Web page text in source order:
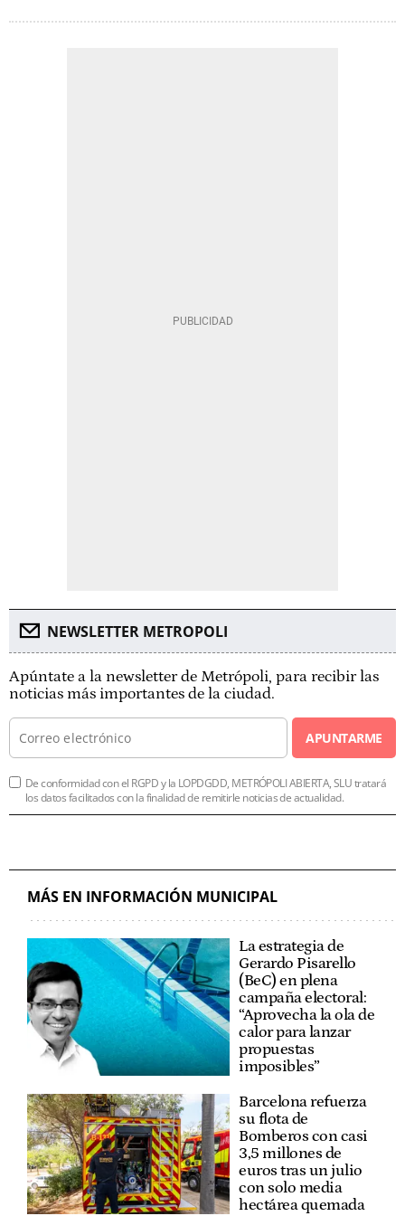
NEWSLETTER METROPOLI
Apúntate a la newsletter de Metrópoli, para recibir las
noticias más importantes de la ciudad.
APUNTARME
De conformidad con el RGPD y la LOPDGDD, METRÓPOLI ABIERTA, SLU tratará
los datos facilitados con la finalidad de remitirle noticias de actualidad.
MÁS EN INFORMACIÓN MUNICIPAL
La estrategia de
Gerardo Pisarello
(BeC) en plena
campaña electoral:
“Aprovecha la ola de
calor para lanzar
propuestas
imposibles”
Barcelona refuerza
su flota de
Bomberos con casi
3,5 millones de
euros tras un julio
con solo media
hectárea quemada